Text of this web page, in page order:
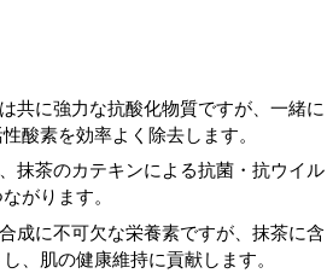
共に強力な抗酸化物質ですが、一緒に
酸素を効率よく除去します。
抹茶のカテキンによる抗菌・抗ウイル
がります。
成に不可欠な栄養素ですが、抹茶に含
、肌の健康維持に貢献します。